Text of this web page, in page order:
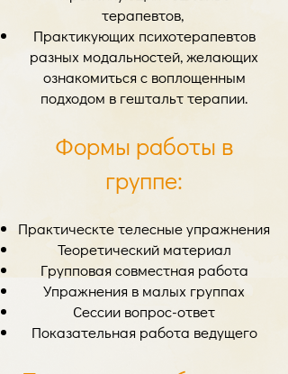
терапевтов,
Практикующих психотерапевтов
разных модальностей, желающих
ознакомиться с воплощенным
подходом в гештальт терапии.
Формы работы в
группе:
Практическте телесные упражнения
Теоретический материал
Групповая совместная работа
Упражнения в малых группах
Сессии вопрос-ответ
Показательная работа ведущего